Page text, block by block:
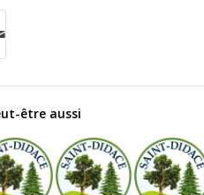
être aussi